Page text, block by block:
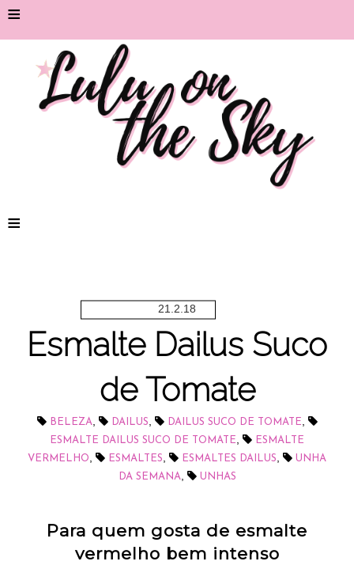
≡
≡
21.2.18
Esmalte Dailus Suco
de Tomate
BELEZA, DAILUS, DAILUS SUCO DE TOMATE,
ESMALTE DAILUS SUCO DE TOMATE,
ESMALTE
VERMELHO, ESMALTES, ESMALTES DAILUS,
UNHA
DA SEMANA, UNHAS
Para quem gosta de esmalte
vermelho bem intenso